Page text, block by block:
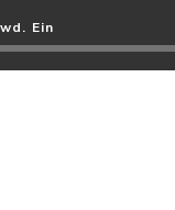
Ein